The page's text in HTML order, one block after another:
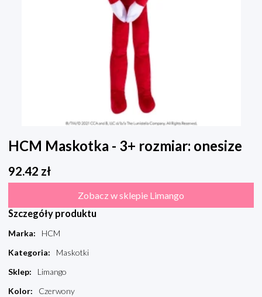
HCM Maskotka - 3+ rozmiar: onesize
92.42 zł
Zobacz w sklepie Limango
Szczegóły produktu
Marka:
HCM
Kategoria:
Maskotki
Sklep:
Limango
Kolor:
Czerwony